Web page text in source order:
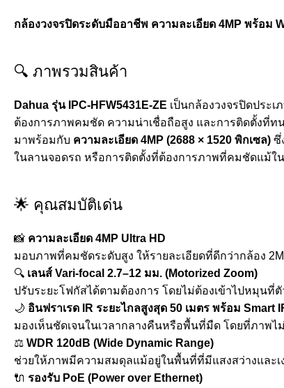
กล้องวงจรปิดระดับมืออาชีพ ความละเอียด 4MP พร้อม
🔍 ภาพรวมสินค้า
Dahua รุ่น IPC-HFW5431E-ZE เป็นกล้องวงจรปิดประ
ต้องการภาพคมชัด ความน่าเชื่อถือสูง และการติดตั้งที่
มาพร้อมกับ ความละเอียด 4MP (2688 × 1520 พิกเซล) ซึ่
ในลานจอดรถ หรือการติดตั้งที่ต้องการภาพที่คมชัดแม้ใ
🌟 คุณสมบัติเด่น
📸 ความละเอียด 4MP Ultra HD
มอบภาพที่คมชัดระดับสูง ให้รายละเอียดที่ดีกว่ากล้อง
🔍 เลนส์ Vari-focal 2.7–12 มม. (Motorized Zoom)
ปรับระยะโฟกัสได้ตามต้องการ โดยไม่ต้องเข้าไปหมุนที่
🌙 อินฟราเรด IR ระยะไกลสูงสุด 50 เมตร พร้อม Smart
มองเห็นชัดเจนในเวลากลางคืนหรือพื้นที่มืด โดยที่ภาพไ
⚖️ WDR 120dB (Wide Dynamic Range)
ช่วยให้ภาพมีความสมดุลแม้อยู่ในพื้นที่ที่มีแสงสว่างและเ
🔌 รองรับ PoE (Power over Ethernet)